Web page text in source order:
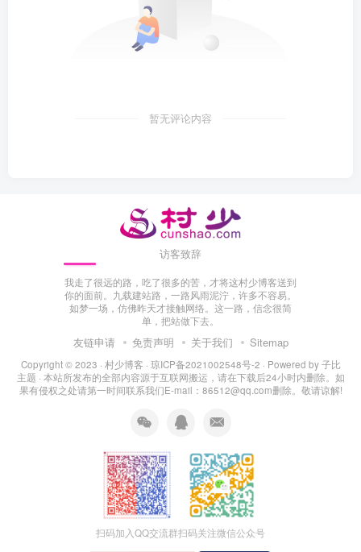
暂无评论内容
访客致辞
我走了很远的路，吃了很多的苦，才将这村少博客送到
你的面前。九载建站路，一路风雨泥泞，许多不容易。
如梦一场，仿佛昨天才接触网络。这一路，信念很简
单，把站做下去。
友链申请 免责声明 关于我们 Sitemap
Copyright © 2023 · 村少博客 · 琼ICP备2021002548号-2 · Powered by子比
主题 · 本站所发布的全部内容源于互联网搬运，请在下载后24小时内删除。如
果有侵权之处请第一时间联系我们E-mail：86512@qq.com删除。敬请谅解!
扫码加入QQ交流群扫码关注微信公众号